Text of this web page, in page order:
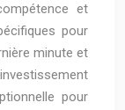
et
pour
minute et
pour